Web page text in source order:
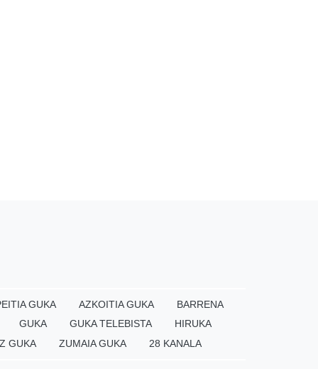
GUKA AZKOITIA GUKA
BARRENA
GUKA
GUKA TELEBISTA
HIRUKA
GUKA
ZUMAIA GUKA 28 KANALA